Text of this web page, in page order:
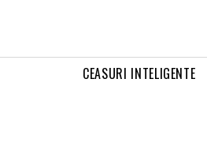
CEASURI INTELIGENTE